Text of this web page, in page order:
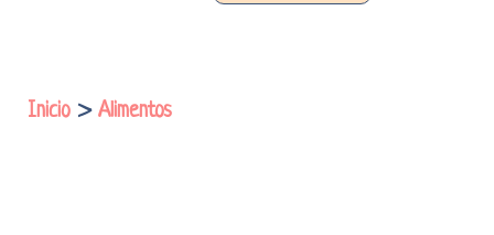
Inicio > Alimentos